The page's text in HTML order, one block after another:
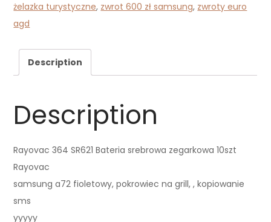
żelazka turystyczne, zwrot 600 zł samsung, zwroty euro
agd
Description
Description
Rayovac 364 SR621 Bateria srebrowa zegarkowa 10szt
Rayovac
samsung a72 fioletowy, pokrowiec na grill, , kopiowanie
sms
yyyyy